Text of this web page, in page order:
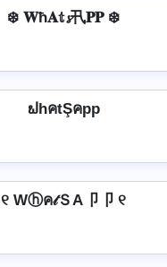
❄️ 𝐖ħ𝐀𝕥𝓼卂𝐏𝐏 ❄️
ຟhคtŞคpp
୧ Wⓗค𝓉ＳA卩卩 ୧